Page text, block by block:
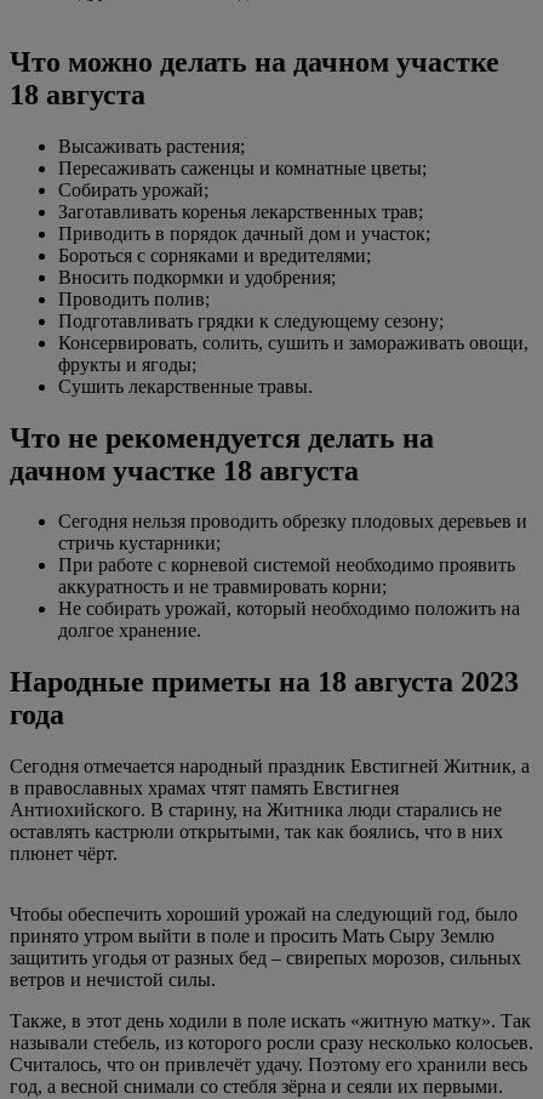
Что можно делать на дачном участке
18 августа
Высаживать растения;
Пересаживать саженцы и комнатные цветы;
Собирать урожай;
Заготавливать коренья лекарственных трав;
Приводить в порядок дачный дом и участок;
Бороться с сорняками и вредителями;
Вносить подкормки и удобрения;
Проводить полив;
Подготавливать грядки к следующему сезону;
Консервировать, солить, сушить и замораживать овощи,
фрукты и ягоды;
Сушить лекарственные травы.
Что не рекомендуется делать на
дачном участке 18 августа
Сегодня нельзя проводить обрезку плодовых деревьев и
стричь кустарники;
При работе с корневой системой необходимо проявить
аккуратность и не травмировать корни;
Не собирать урожай, который необходимо положить на
долгое хранение.
Народные приметы на 18 августа 2023
года
Сегодня отмечается народный праздник Евстигней Житник, а
в православных храмах чтят память Евстигнея
Антиохийского. В старину, на Житника люди старались не
оставлять кастрюли открытыми, так как боялись, что в них
плюнет чёрт.
Чтобы обеспечить хороший урожай на следующий год, было
принято утром выйти в поле и просить Мать Сыру Землю
защитить угодья от разных бед – свирепых морозов, сильных
ветров и нечистой силы.
Также, в этот день ходили в поле искать «житную матку». Так
называли стебель, из которого росли сразу несколько колосьев.
Считалось, что он привлечёт удачу. Поэтому его хранили весь
год, а весной снимали со стебля зёрна и сеяли их первыми.